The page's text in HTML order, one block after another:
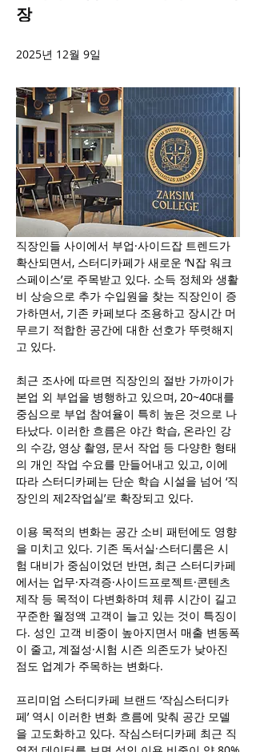
장
2025년 12월 9일
직장인들 사이에서 부업·사이드잡 트렌드가
확산되면서, 스터디카페가 새로운 ‘N잡 워크
스페이스’로 주목받고 있다. 소득 정체와 생활
비 상승으로 추가 수입원을 찾는 직장인이 증
가하면서, 기존 카페보다 조용하고 장시간 머
무르기 적합한 공간에 대한 선호가 뚜렷해지
고 있다.
최근 조사에 따르면 직장인의 절반 가까이가
본업 외 부업을 병행하고 있으며, 20~40대를
중심으로 부업 참여율이 특히 높은 것으로 나
타났다. 이러한 흐름은 야간 학습, 온라인 강
의 수강, 영상 촬영, 문서 작업 등 다양한 형태
의 개인 작업 수요를 만들어내고 있고, 이에
따라 스터디카페는 단순 학습 시설을 넘어 ‘직
장인의 제2작업실’로 확장되고 있다.
이용 목적의 변화는 공간 소비 패턴에도 영향
을 미치고 있다. 기존 독서실·스터디룸은 시
험 대비가 중심이었던 반면, 최근 스터디카페
에서는 업무·자격증·사이드프로젝트·콘텐츠
제작 등 목적이 다변화하며 체류 시간이 길고
꾸준한 월정액 고객이 늘고 있는 것이 특징이
다. 성인 고객 비중이 높아지면서 매출 변동폭
이 줄고, 계절성·시험 시즌 의존도가 낮아진
점도 업계가 주목하는 변화다.
프리미엄 스터디카페 브랜드 ‘작심스터디카
페’ 역시 이러한 변화 흐름에 맞춰 공간 모델
을 고도화하고 있다. 작심스터디카페 최근 직